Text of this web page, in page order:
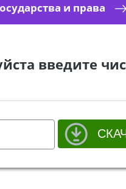
и права
введите